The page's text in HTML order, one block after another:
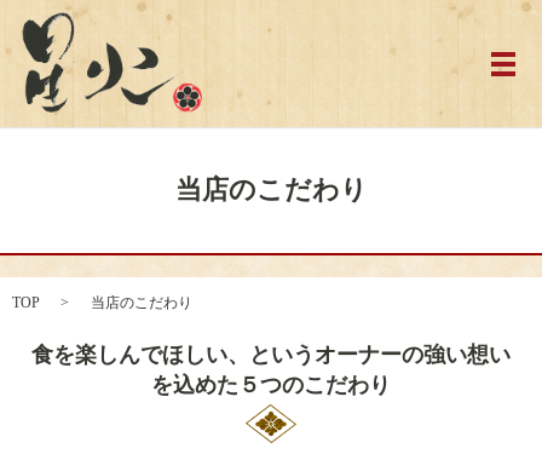
メ
当店のこだわり
TOP 当店のこだわり
食を楽しんでほしい、というオーナーの強い想い
を込めた５つのこだわり